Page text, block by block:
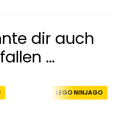
dir auch
…
LEGO NINJAGO